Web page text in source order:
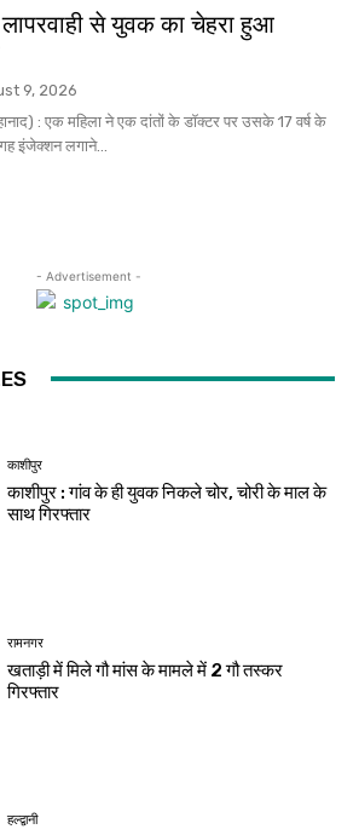
से युवक का चेहरा हुआ
9, 2026
: एक महिला ने एक दांतों के डॉक्टर पर उसके 17 वर्ष के
इंजेक्शन लगाने...
- Advertisement -
काशीपुर
काशीपुर : गांव के ही युवक निकले चोर, चोरी के माल के
साथ गिरफ्तार
रामनगर
खताड़ी में मिले गौ मांस के मामले में 2 गौ तस्कर
गिरफ्तार
हल्द्वानी